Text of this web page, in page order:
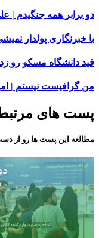
دو برابر همه جنگیدم |
با خبرنگاری پولدار
قید دانشگاه مسکو رو
من گرافیست نیستم |
پست های
مطالعه این پست ها رو از